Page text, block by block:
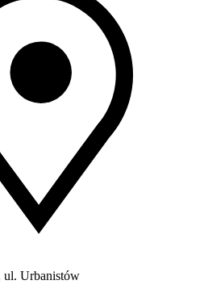
ul. Urbanistów